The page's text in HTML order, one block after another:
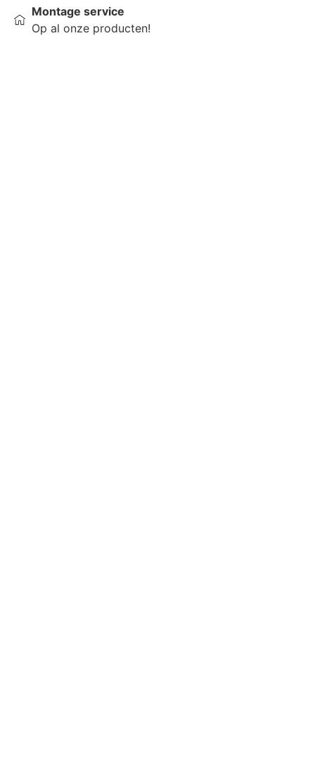
Montage service
Op al onze producten!